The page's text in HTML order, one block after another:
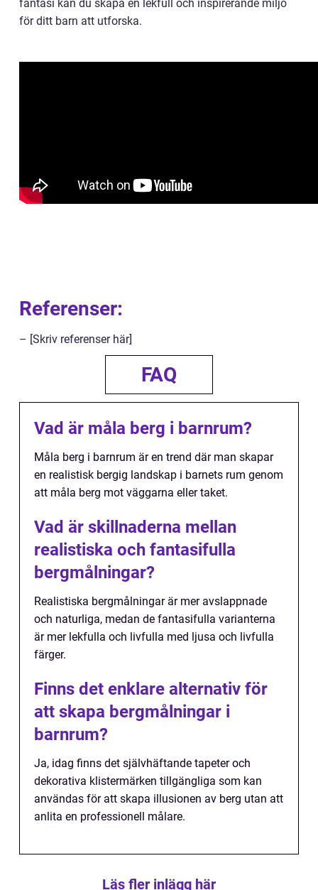
fantasi kan du skapa en lekfull och inspirerande miljö
för ditt barn att utforska.
Referenser:
– [Skriv referenser här]
FAQ
Vad är måla berg i barnrum?
Måla berg i barnrum är en trend där man skapar
en realistisk bergig landskap i barnets rum genom
att måla berg mot väggarna eller taket.
Vad är skillnaderna mellan
realistiska och fantasifulla
bergmålningar?
Realistiska bergmålningar är mer avslappnade
och naturliga, medan de fantasifulla varianterna
är mer lekfulla och livfulla med ljusa och livfulla
färger.
Finns det enklare alternativ för
att skapa bergmålningar i
barnrum?
Ja, idag finns det självhäftande tapeter och
dekorativa klistermärken tillgängliga som kan
användas för att skapa illusionen av berg utan att
anlita en professionell målare.
Läs fler inlägg här